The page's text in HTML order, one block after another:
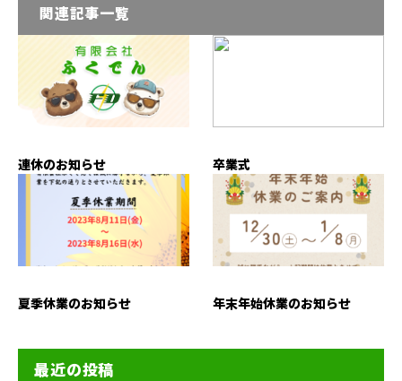
関連記事一覧
連休のお知らせ 卒業式
夏季休業のお知らせ 年末年始休業のお知らせ
最近の投稿